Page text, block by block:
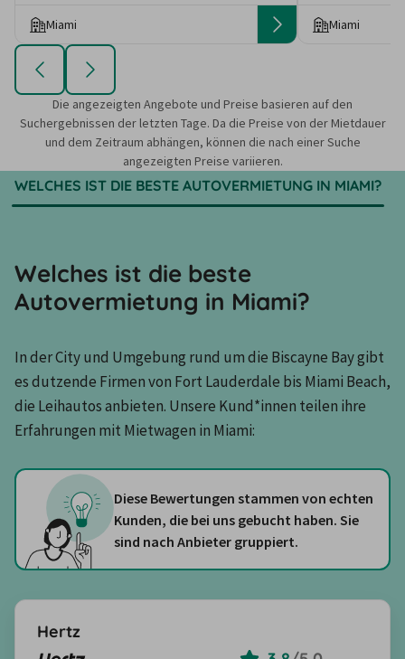
Miami Miami
Die angezeigten Angebote und Preise basieren auf den
Suchergebnissen der letzten Tage. Da die Preise von der Mietdauer
und dem Zeitraum abhängen, können die nach einer Suche
angezeigten Preise variieren.
WELCHES IST DIE BESTE AUTOVERMIETUNG IN MIAMI?
Welches ist die beste
Autovermietung in Miami?
In der City und Umgebung rund um die Biscayne Bay gibt
es dutzende Firmen von Fort Lauderdale bis Miami Beach,
die Leihautos anbieten. Unsere Kund*innen teilen ihre
Erfahrungen mit Mietwagen in Miami:
Diese Bewertungen stammen von echten
Kunden, die bei uns gebucht haben. Sie
sind nach Anbieter gruppiert.
Hertz